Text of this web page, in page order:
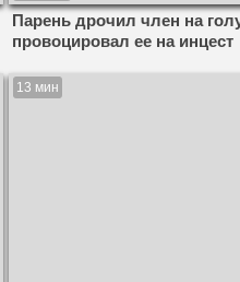
Парень дрочил член на
провоцировал ее на инцест
13 мин